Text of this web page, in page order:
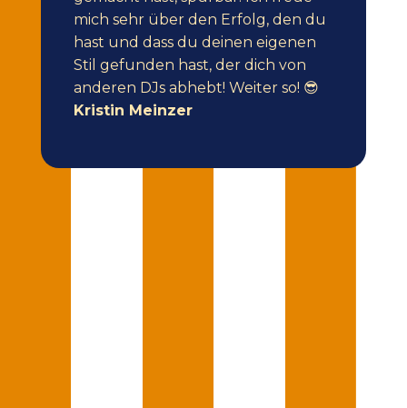
mich sehr über den Erfolg, den du
hast und dass du deinen eigenen
Stil gefunden hast, der dich von
anderen DJs abhebt! Weiter so! 😎
Kristin Meinzer